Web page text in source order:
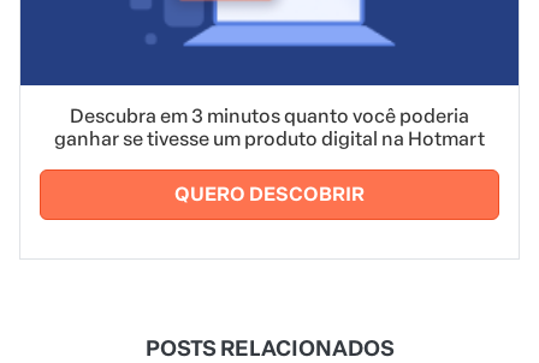
Descubra em 3 minutos quanto você poderia
ganhar se tivesse um produto digital na Hotmart
QUERO DESCOBRIR
POSTS RELACIONADOS